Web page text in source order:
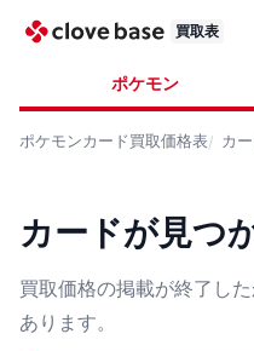
買取表
ポケモン
ポケモンカード買取価格表 カ
カードが見つ
買取価格の掲載が終了し
あります。